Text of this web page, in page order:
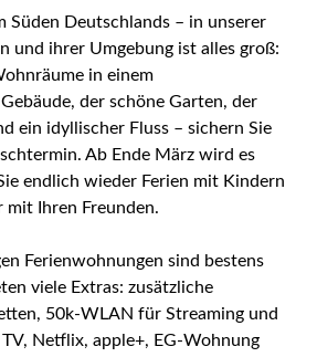
Süden Deutschlands – in unserer
und ihrer Umgebung ist alles groß:
in einem
der schöne Garten, der
ein idyllischer Fluss – sichern Sie
Ab Ende März wird es
endlich wieder Ferien mit Kindern
Ihren Freunden.
Ferienwohnungen sind bestens
viele Extras: zusätzliche
50k-WLAN für Streaming und
Netflix, apple+, EG-Wohnung